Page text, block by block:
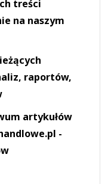
treści
na naszym
raportów,
artykułów
-